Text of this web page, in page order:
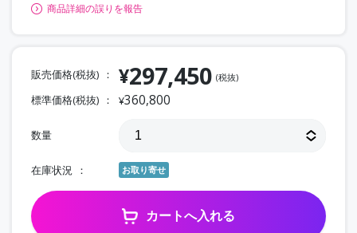
商品詳細の誤りを報告
販売価格(税抜) ¥297,450 (税抜)
標準価格(税抜) ¥360,800
数量
在庫状況 お取り寄せ
カートへ入れる